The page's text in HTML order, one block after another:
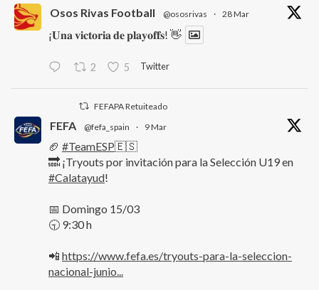
Osos Rivas Football @ososrivas · 28 Mar
¡𝐔𝐧𝐚 𝐯𝐢𝐜𝐭𝐨𝐫𝐢𝐚 𝐝𝐞 𝐩𝐥𝐚𝐲𝐨𝐟𝐟𝐬! 👋
2 5 Twitter
FEFAPA Retuiteado
FEFA @fefa_spain · 9 Mar
🏈 #TeamESP🇪🇸
🔜 ¡Tryouts por invitación para la Selección U19 en
#Calatayud!
📅 Domingo 15/03
🕤 9:30 h
📲 https://www.fefa.es/tryouts-para-la-seleccion-
nacional-junio...